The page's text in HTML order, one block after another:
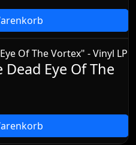
Eye Of The